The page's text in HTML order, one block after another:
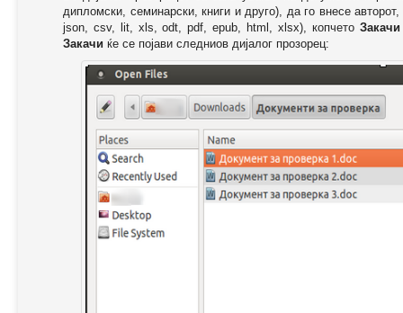
дипломски, семинарски, книги и друго), да го внесе
json, csv, lit, xls, odt, pdf, epub, html, xlsx), копчето Закачи
Закачи ќе се појави следниов дијалог прозорец: